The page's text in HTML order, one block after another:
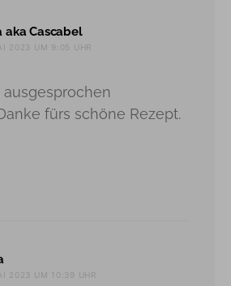
aka Cascabelsagt:
2023 UM 9:05 UHR
ausgesprochen
fürs schöne Rezept.
2023 UM 10:39 UHR